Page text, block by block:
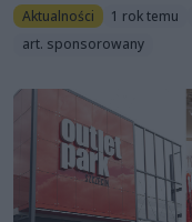
Aktualności 1 rok temu
art. sponsorowany